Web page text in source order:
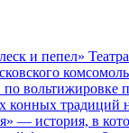
и пепел»
вольтижировке
конных
— история, в